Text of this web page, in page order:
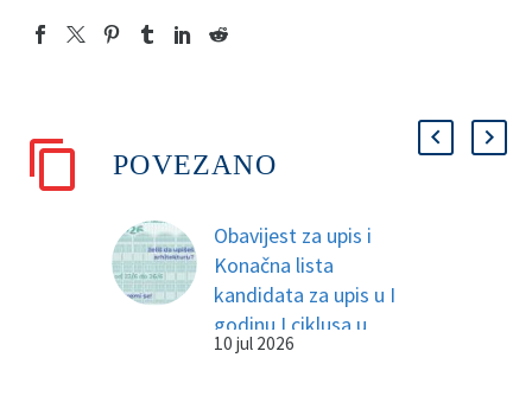
POVEZANO
Obavijest za upis i
Konačna lista
kandidata za upis u I
godinu I ciklusa u
studijskoj 2026/27.
10 jul 2026